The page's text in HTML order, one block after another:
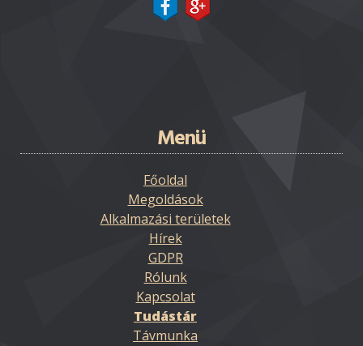
Menü
Főoldal
Megoldások
Alkalmazási területek
Hírek
GDPR
Rólunk
Kapcsolat
Tudástár
Távmunka